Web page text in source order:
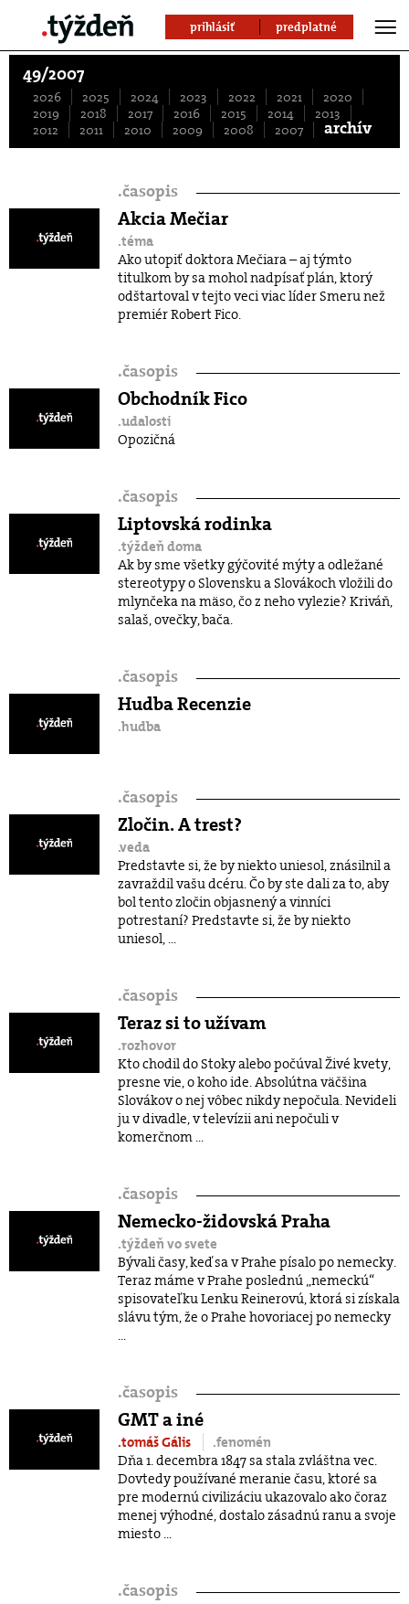
prihlásiť predplatné
49/2007
2026 2025 2024 2023 2022 2021
2020
2019
2018 2017 2016 2015 2014
2013
2012
2011 2010 2009 2008 2007 archív
.časopis
Akcia Mečiar
.téma
Ako utopiť doktora Mečiara – aj týmto
titulkom by sa mohol nadpísať plán, ktorý
odštartoval v tejto veci viac líder Smeru než
premiér Robert Fico.
.časopis
Obchodník Fico
.udalosti
Opozičná
.časopis
Liptovská rodinka
.týždeň doma
Ak by sme všetky gýčovité mýty a odležané
stereotypy o Slovensku a Slovákoch vložili do
mlynčeka na mäso, čo z neho vylezie? Kriváň,
salaš, ovečky, bača.
.časopis
Hudba Recenzie
.hudba
.časopis
Zločin. A trest?
.veda
Predstavte si, že by niekto uniesol, znásilnil a
zavraždil vašu dcéru. Čo by ste dali za to, aby
bol tento zločin objasnený a vinníci
potrestaní? Predstavte si, že by niekto
uniesol, ...
.časopis
Teraz si to užívam
.rozhovor
Kto chodil do Stoky alebo počúval Živé kvety,
presne vie, o koho ide. Absolútna väčšina
Slovákov o nej vôbec nikdy nepočula. Nevideli
ju v divadle, v televízii ani nepočuli v
komerčnom ...
.časopis
Nemecko-židovská Praha
.týždeň vo svete
Bývali časy, keď sa v Prahe písalo po nemecky.
Teraz máme v Prahe poslednú „nemeckú“
spisovateľku Lenku Reinerovú, ktorá si získala
slávu tým, že o Prahe hovoriacej po nemecky
...
.časopis
GMT a iné
.tomáš Gális
.fenomén
Dňa 1. decembra 1847 sa stala zvláštna vec.
Dovtedy používané meranie času, ktoré sa
pre modernú civilizáciu ukazovalo ako čoraz
menej výhodné, dostalo zásadnú ranu a svoje
miesto ...
.časopis